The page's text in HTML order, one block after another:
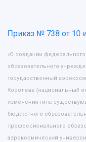
НАЗАД
Об
Новости
Образование
Научно-
Приказ № 738 от 10
«О создании
образовательного
государственный
Королева (национальный
изменения типа
бюджетного
профессионального
аэрокосмический